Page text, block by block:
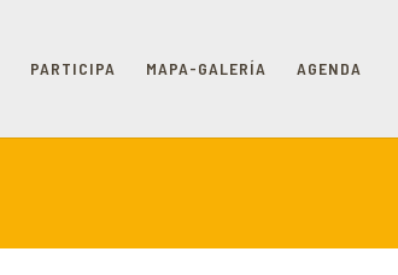
PARTICIPA MAPA-GALERÍA AGENDA